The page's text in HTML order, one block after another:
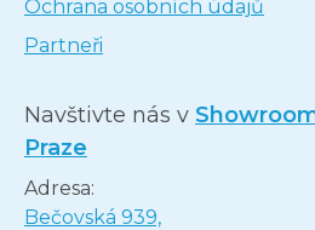
Ochrana osobních údajů
Partneři
Navštivte nás v
Praze
Adresa:
Bečovská 939,